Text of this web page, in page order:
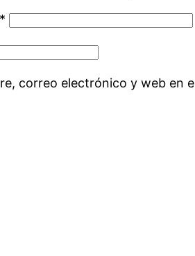
*
correo electrónico y web en